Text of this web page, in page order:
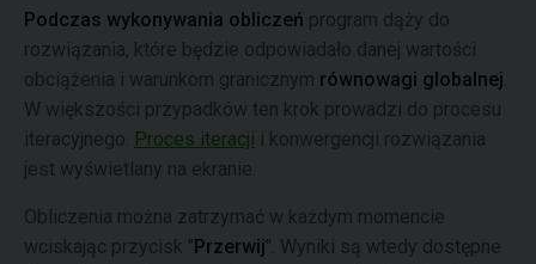
Podczas wykonywania obliczeń program dąży do
rozwiązania, które będzie odpowiadało danej wartości
obciążenia i warunkom granicznym równowagi globalnej
W większości przypadków ten krok prowadzi do procesu
iteracyjnego. Proces iteracji i konwergencji rozwiązania
jest wyświetlany na ekranie.
Obliczenia można zatrzymać w każdym momencie
wciskając przycisk "Przerwij". Wyniki są wtedy dostępne